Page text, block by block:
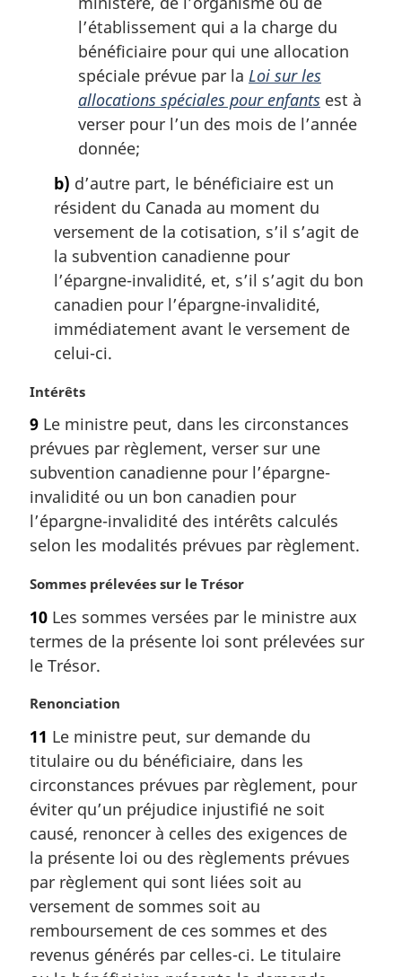
l’établissement qui a la charge du
bénéficiaire pour qui une allocation
spéciale prévue par la Loi sur les
allocations spéciales pour enfants est à
verser pour l’un des mois de l’année
donnée;
b) d’autre part, le bénéficiaire est un
résident du Canada au moment du
versement de la cotisation, s’il s’agit de
la subvention canadienne pour
l’épargne-invalidité, et, s’il s’agit du bon
canadien pour l’épargne-invalidité,
immédiatement avant le versement de
celui-ci.
N
t
e
m
a
g
i
a
l
e
:
Intérêts
9 Le ministre peut, dans les circonstances
prévues par règlement, verser sur une
subvention canadienne pour l’épargne-
invalidité ou un bon canadien pour
l’épargne-invalidité des intérêts calculés
selon les modalités prévues par règlement.
N
t
e
m
r
i
n
a
l
e
:
Sommes prélevées sur le Trésor
10 Les sommes versées par le ministre aux
termes de la présente loi sont prélevées sur
le Trésor.
N
t
e
m
a
g
i
n
a
e
:
Renonciation
11 Le ministre peut, sur demande du
titulaire ou du bénéficiaire, dans les
circonstances prévues par règlement, pour
éviter qu’un préjudice injustifié ne soit
causé, renoncer à celles des exigences de
la présente loi ou des règlements prévues
par règlement qui sont liées soit au
versement de sommes soit au
remboursement de ces sommes et des
revenus générés par celles-ci. Le titulaire